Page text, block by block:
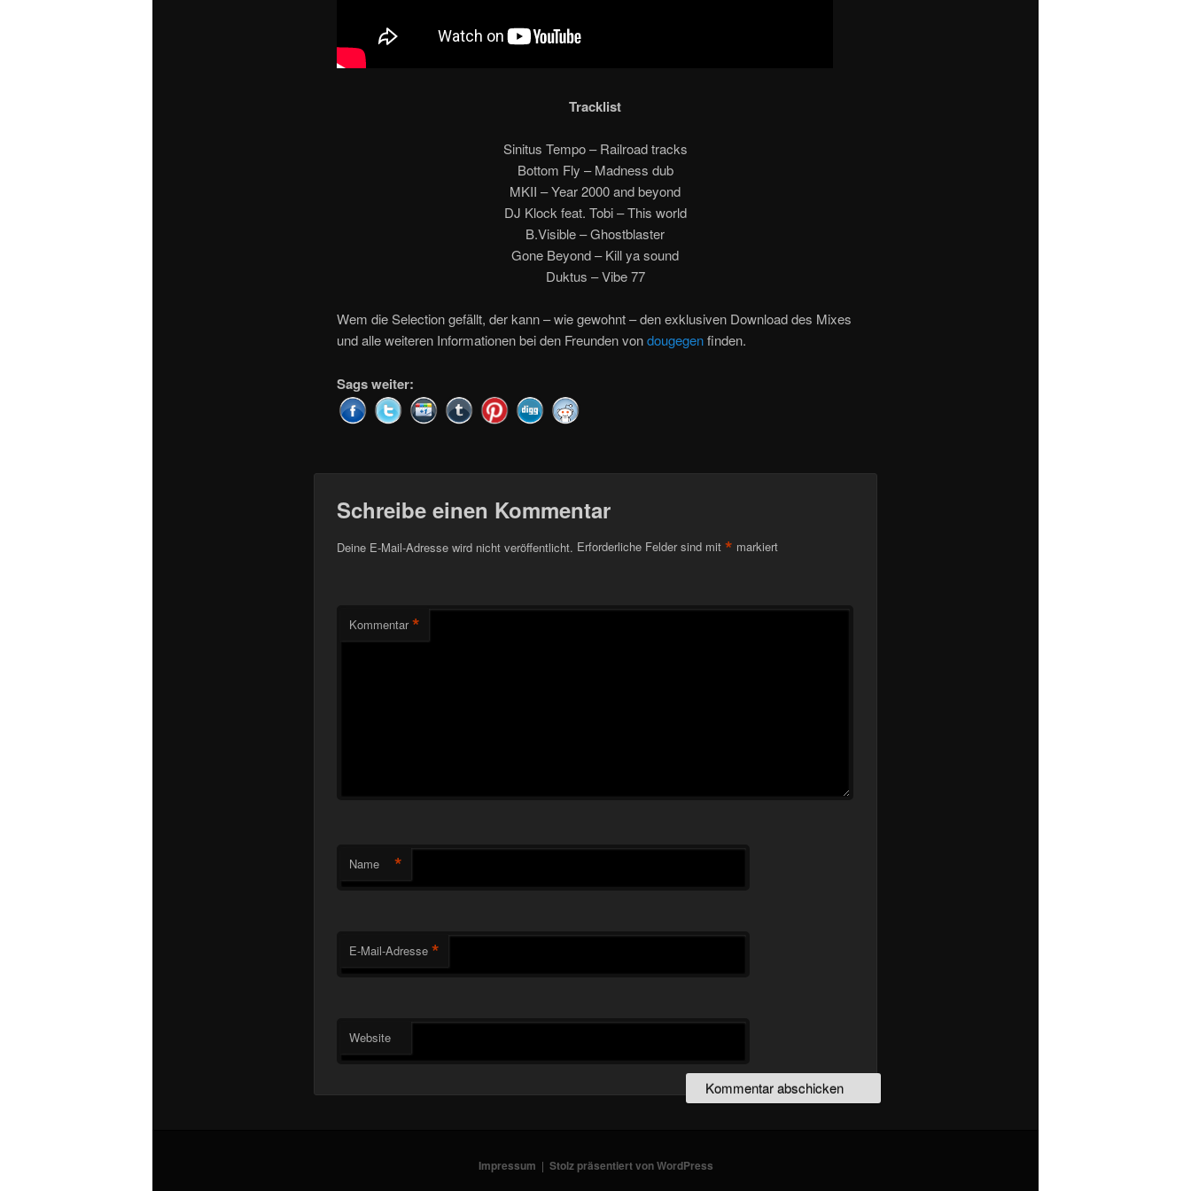
Tracklist
Sinitus Tempo – Railroad tracks
Bottom Fly – Madness dub
MKII – Year 2000 and beyond
DJ Klock feat. Tobi – This world
B.Visible – Ghostblaster
Gone Beyond – Kill ya sound
Duktus – Vibe 77
Wem die Selection gefällt, der kann – wie gewohnt – den exklusiven Download des Mixes
und alle weiteren Informationen bei den Freunden vondougegenfinden.
Sags weiter:
Schreibe einen Kommentar
Deine E-Mail-Adresse wird nicht veröffentlicht. Erforderliche Felder sind mit * markiert
Kommentar *
Name *
E-Mail-Adresse *
Website
Impressum Stolz präsentiert von WordPress